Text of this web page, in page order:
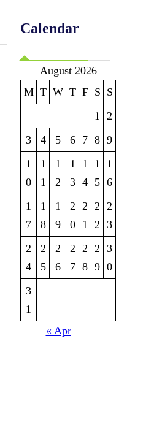
Calendar
August 2026
M T W T F S S
1 2
3
4 5 6 7 8 9
1
0
1
1
1
2
1
3
1
4
1
5
1
6
1
7
1
8
1
9
2
0
2
1
2
2
2
3
2
4
2
5
2
6
2
7
2
8
2
9
3
0
3
1
« Apr